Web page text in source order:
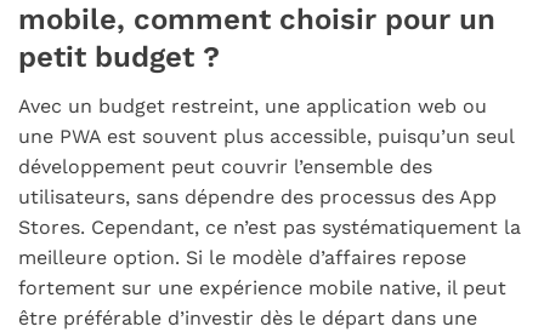
mobile, comment choisir pour un
petit budget ?
Avec un budget restreint, une application web ou
une PWA est souvent plus accessible, puisqu’un seul
développement peut couvrir l’ensemble des
utilisateurs, sans dépendre des processus des App
Stores. Cependant, ce n’est pas systématiquement la
meilleure option. Si le modèle d’affaires repose
fortement sur une expérience mobile native, il peut
être préférable d’investir dès le départ dans une